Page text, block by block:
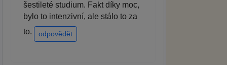
šestileté studium. Fakt díky moc,
bylo to intenzivní, ale stálo to za
to.
odpovědět